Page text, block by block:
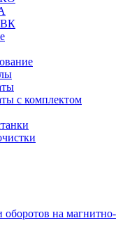
с комплектом
оборотов на магнитно-